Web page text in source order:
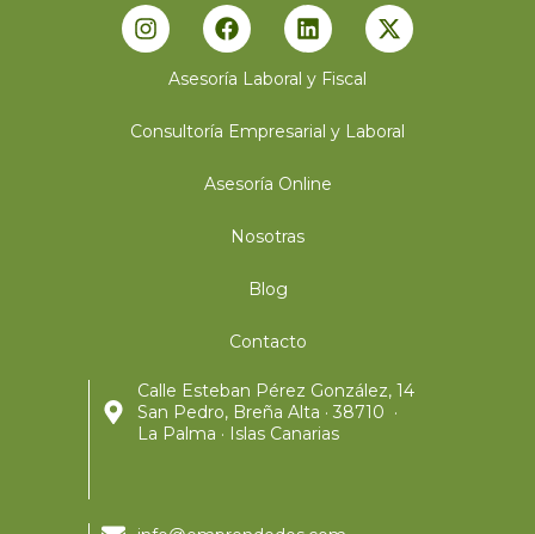
Asesoría Laboral y Fiscal
Consultoría Empresarial y Laboral
Asesoría Online
Nosotras
Blog
Contacto
Calle Esteban Pérez González, 14
San Pedro, Breña Alta · 38710 ·
La Palma · Islas Canarias